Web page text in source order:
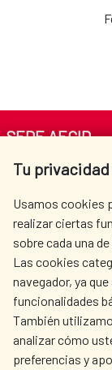
Tu
Usamos cookies
realizar ciertas
sobre cada una
Las cookies
navegador, ya
funcionalidades
También
analizar cómo
preferencias y
SEDE AECID
Av. Reyes
LA
ACCIÓN
CULTURA Y